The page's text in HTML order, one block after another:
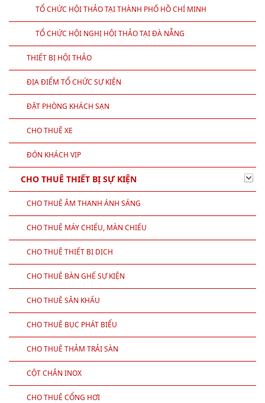
TỔ CHỨC HỘI THẢO TẠI THÀNH PHỐ HỒ CHÍ MINH
TỔ CHỨC HỘI NGHỊ HỘI THẢO TẠI ĐÀ NẴNG
THIẾT BỊ HỘI THẢO
ĐỊA ĐIỂM TỔ CHỨC SỰ KIỆN
ĐẶT PHÒNG KHÁCH SẠN
CHO THUÊ XE
ĐÓN KHÁCH VIP
CHO THUÊ THIẾT BỊ SỰ KIỆN
CHO THUÊ ÂM THANH ÁNH SÁNG
CHO THUÊ MÁY CHIẾU, MÀN CHIẾU
CHO THUÊ THIẾT BỊ DỊCH
CHO THUÊ BÀN GHẾ SỰ KIỆN
CHO THUÊ SÂN KHẤU
CHO THUÊ BỤC PHÁT BIỂU
CHO THUÊ THẢM TRẢI SÀN
CỘT CHẮN INOX
CHO THUÊ CỔNG HƠI